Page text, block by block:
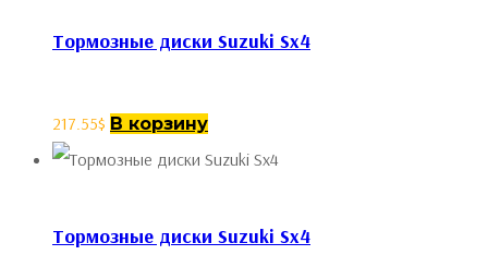
Тормозные диски Suzuki Sx4
217.55$ В корзину
Тормозные диски Suzuki Sx4